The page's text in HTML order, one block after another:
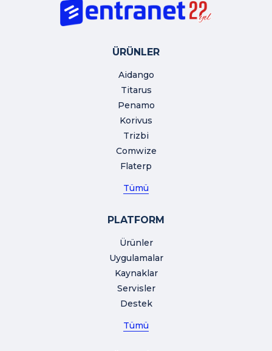
ÜRÜNLER
Aidango
Titarus
Penamo
Korivus
Trizbi
Comwize
Flaterp
Tümü
PLATFORM
Ürünler
Uygulamalar
Kaynaklar
Servisler
Destek
Tümü